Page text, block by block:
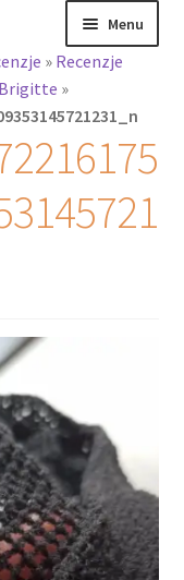
Menu
» Recenzje
»